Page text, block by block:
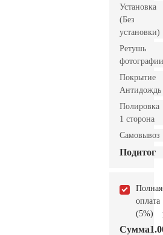
Установка
(Без
установки)
Ретушь
фотографии
Покрытие
Антидождь
Полировка
1 сторона
Самовывоз
Подитог
Полная
оплата
(5%)
Сумма